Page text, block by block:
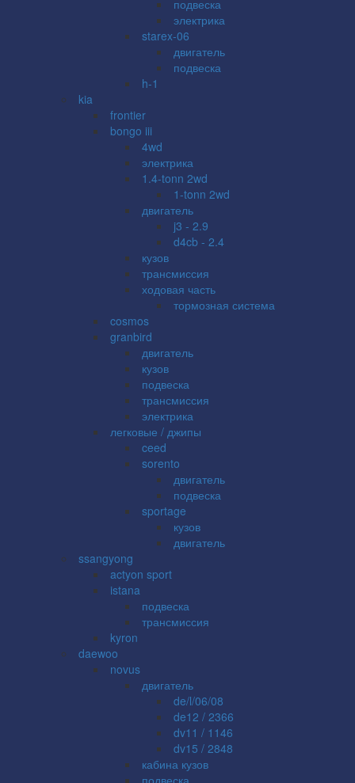
подвеска
электрика
starex-06
двигатель
подвеска
h-1
kia
frontier
bongo iii
4wd
электрика
1.4-tonn 2wd
1-tonn 2wd
двигатель
j3 - 2.9
d4cb - 2.4
кузов
трансмиссия
ходовая часть
тормозная система
cosmos
granbird
двигатель
кузов
подвеска
трансмиссия
электрика
легковые / джипы
ceed
sorento
двигатель
подвеска
sportage
кузов
двигатель
ssangyong
actyon sport
istana
подвеска
трансмиссия
kyron
daewoo
novus
двигатель
de/l/06/08
de12 / 2366
dv11 / 1146
dv15 / 2848
кабина кузов
подвеска